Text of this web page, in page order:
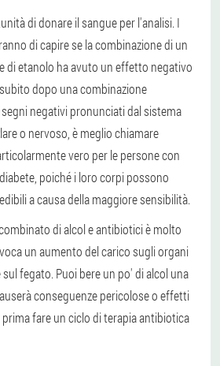
di donare il sangue per l'analisi. I
di capire se la combinazione di un
di etanolo ha avuto un effetto negativo
dopo una combinazione
negativi pronunciati dal sistema
o nervoso, è meglio chiamare
vero per le persone con
poiché i loro corpi possono
a causa della maggiore sensibilità.
di alcol e antibiotici è molto
un aumento del carico sugli organi
fegato. Puoi bere un po' di alcol una
conseguenze pericolose o effetti
fare un ciclo di terapia antibiotica